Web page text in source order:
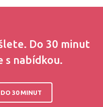
Do 30 minut
s nabídkou.
30 MINUT